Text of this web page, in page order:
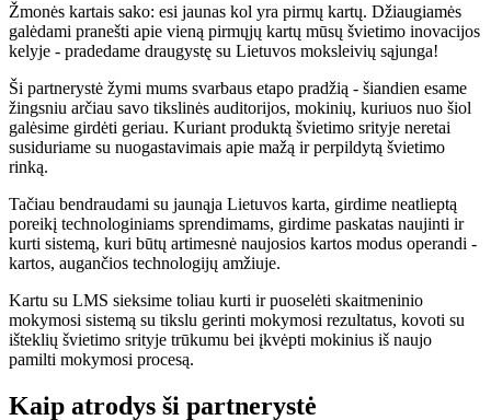
Žmonės kartais sako: esi jaunas kol yra pirmų kartų. Džiaugiamės
galėdami pranešti apie vieną pirmųjų kartų mūsų švietimo inovacijos
kelyje - pradedame draugystę su Lietuvos moksleivių sąjunga!
Ši partnerystė žymi mums svarbaus etapo pradžią - šiandien esame
žingsniu arčiau savo tikslinės auditorijos, mokinių, kuriuos nuo šiol
galėsime girdėti geriau. Kuriant produktą švietimo srityje neretai
susiduriame su nuogastavimais apie mažą ir perpildytą švietimo
rinką.
Tačiau bendraudami su jaunąja Lietuvos karta, girdime neatlieptą
poreikį technologiniams sprendimams, girdime paskatas naujinti ir
kurti sistemą, kuri būtų artimesnė naujosios kartos modus operandi -
kartos, augančios technologijų amžiuje.
Kartu su LMS sieksime toliau kurti ir puoselėti skaitmeninio
mokymosi sistemą su tikslu gerinti mokymosi rezultatus, kovoti su
išteklių švietimo srityje trūkumu bei įkvėpti mokinius iš naujo
pamilti mokymosi procesą.
Kaip atrodys ši partnerystė